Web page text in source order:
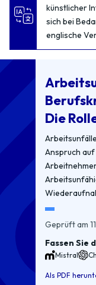
künstlicher
sich bei
englische
Die
Anspruch
Geprüft am
Fassen Sie
Mistral
Als PDF